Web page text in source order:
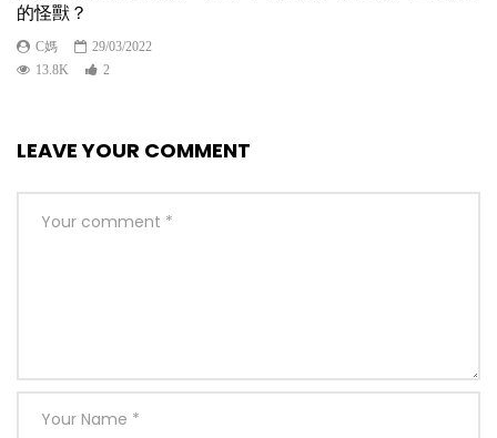
的怪獸？
C媽
29/03/2022
13.8K
2
LEAVE YOUR COMMENT